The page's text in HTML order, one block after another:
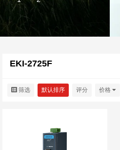
EKI-2725F
筛选 默认排序 评分 价格